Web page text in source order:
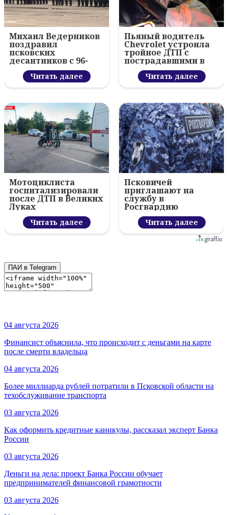
Михаил Ведерников
поздравил
псковских
десантников с 96-
летием ВДВ и
вручил награды
Читать далее
Пьяный водитель
Chevrolet устроила
тройное ДТП с
пострадавшими в
Пскове
Читать далее
Мотоциклиста
госпитализировали
после ДТП в Великих
Луках
Читать далее
Псковичей
приглашают на
службу в
Росгвардию
Читать далее
ПАИ в Telegram
04 августа 2026
Финансист объяснила, что происходит с деньгами на карте
после смерти владельца
04 августа 2026
Более миллиарда рублей потратили в Псковской области на
техобслуживание транспорта
03 августа 2026
Как оформить кредитные каникулы, рассказал эксперт Банка
России
03 августа 2026
Деньги на дела: проект Банка России обучает
предпринимателей финансовой грамотности
03 августа 2026